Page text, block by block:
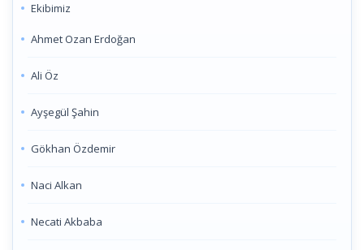
Ekibimiz
Ahmet Ozan Erdoğan
Ali Öz
Ayşegül Şahin
Gökhan Özdemir
Naci Alkan
Necati Akbaba